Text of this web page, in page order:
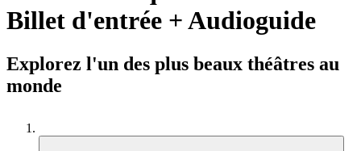
Billet d'entrée + Audioguide
Explorez l'un des plus beaux théâtres au
monde